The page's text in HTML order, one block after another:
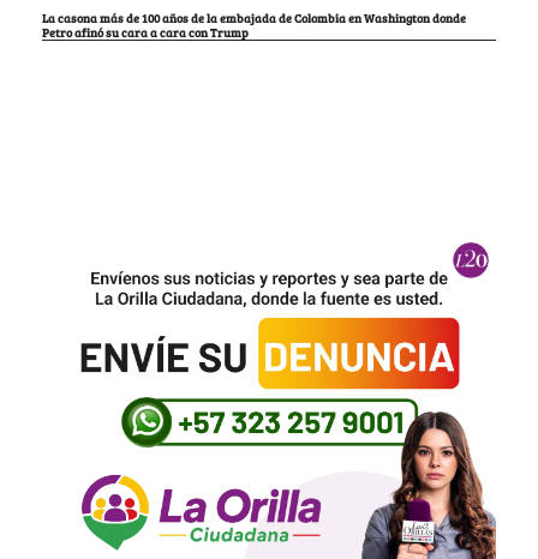
La casona más de 100 años de la embajada de Colombia en Washington donde
Petro afinó su cara a cara con Trump